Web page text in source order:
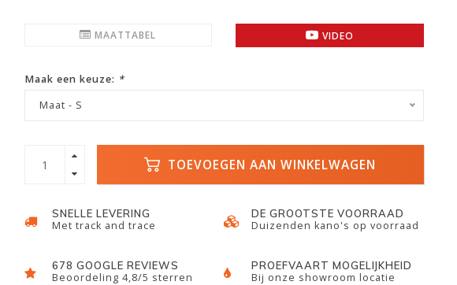
MAATTABEL VIDEO
Maak een keuze: *
Maat - S
TOEVOEGEN AAN WINKELWAGEN
SNELLE LEVERING
Met track and trace
DE GROOTSTE VOORRAAD
Duizenden kano's op voorraad
678 GOOGLE REVIEWS
Beoordeling 4,8/5 sterren
PROEFVAART MOGELIJKHEID
Bij onze showroom locatie